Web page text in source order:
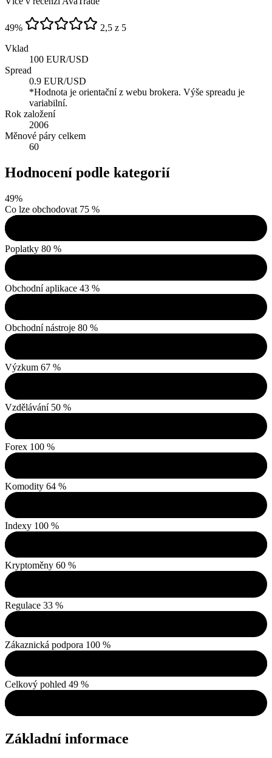
49%
2,5 z 5
Vklad
100 EUR/USD
Spread
0.9 EUR/USD
*Hodnota je orientační z webu brokera. Výše spreadu je
variabilní.
Rok založení
2006
Měnové páry celkem
60
Hodnocení podle kategorií
49%
Co lze obchodovat 75 %
Poplatky 80 %
Obchodní aplikace 43 %
Obchodní nástroje 80 %
Výzkum 67 %
Vzdělávání 50 %
Forex 100 %
Komodity 64 %
Indexy 100 %
Kryptoměny 60 %
Regulace 33 %
Zákaznická podpora 100 %
Celkový pohled 49 %
Základní informace